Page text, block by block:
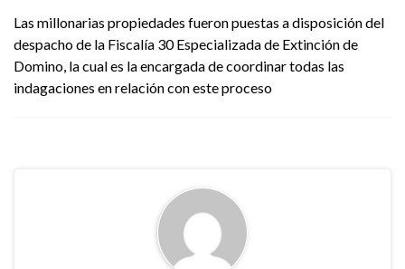
Las millonarias propiedades fueron puestas a disposición del
despacho de la Fiscalía 30 Especializada de Extinción de
Domino, la cual es la encargada de coordinar todas las
indagaciones en relación con este proceso